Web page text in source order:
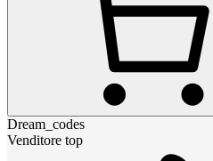
Dream_codes
Venditore top